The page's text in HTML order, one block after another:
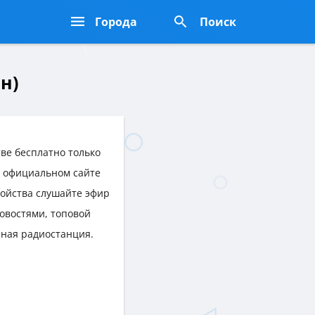
Города Поиск
бесплатно только
официальном сайте
слушайте эфир
топовой
радиостанция.